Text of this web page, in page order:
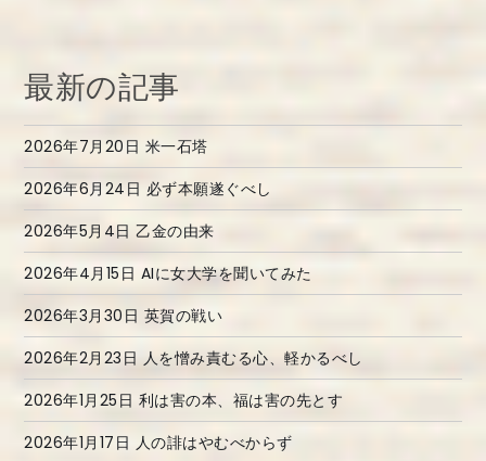
最新の記事
2026年7月20日 米一石塔
2026年6月24日 必ず本願遂ぐべし
2026年5月4日 乙金の由来
2026年4月15日 AIに女大学を聞いてみた
2026年3月30日 英賀の戦い
2026年2月23日 人を憎み責むる心、軽かるべし
2026年1月25日 利は害の本、福は害の先とす
2026年1月17日 人の誹はやむべからず